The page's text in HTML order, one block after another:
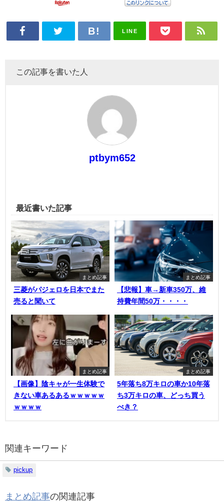
LINE
この記事を書いた人
ptbym652
最近書いた記事
まとめ記事
三菱がパジェロを日本でまた
売ると聞いて
まとめ記事
【悲報】車→新車350万、維
持費年間50万・・・・
まとめ記事
【画像】陰キャが一生体験で
きない車あるあるｗｗｗｗｗ
ｗｗｗｗ
まとめ記事
5年落ち8万キロの車か10年落
ち3万キロの車、どっち買う
べき？
関連キーワード
pickup
まとめ記事の関連記事